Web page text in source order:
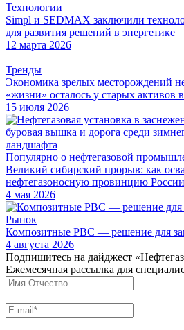
Технологии
Simpl и SEDMAX заключили
для развития решений в энергетике
12 марта 2026
Тренды
Экономика зрелых месторождений
«жизни» осталось у старых активов
15 июля 2026
Популярно о нефтегазовой
Великий сибирский прорыв: как
нефтегазоносную провинцию России
4 мая 2026
Рынок
Композитные РВС — решение для
4 августа 2026
Подпишитесь на дайджест
Ежемесячная рассылка для